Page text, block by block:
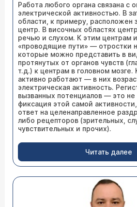
Работа любого органа связана с
электрической активностью. В
области, к примеру, расположен
центр. В височных областях
речью и слухом. К этим центрам
«проводящие пути» — отростки
которые можно представить в
протянутых от органов чувств
т.д.) к центрам в головном мозге.
активно работают — в них
электрическая активность.
вызванных потенциалов — это не
фиксация этой самой
ответ на целенаправленное
либо рецепторов (зрительных,
чувствительных и прочих).
Читать далее